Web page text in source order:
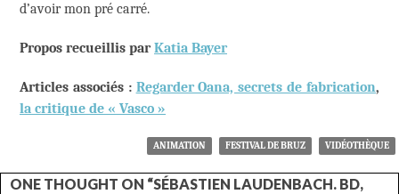
d’avoir mon pré carré.
Propos recueillis parKatia Bayer
Articles associés : Regarder Oana, secrets de fabrication,
la critique de « Vasco »
ANIMATION FESTIVAL DE BRUZ VIDÉOTHÈQUE
ONE THOUGHT ON “SÉBASTIEN LAUDENBACH. BD,